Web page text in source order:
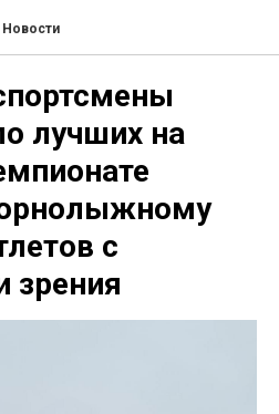
Новости
лучших на
с
зрения